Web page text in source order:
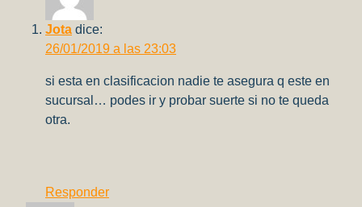
Jota dice:
26/01/2019 a las 23:03
si esta en clasificacion nadie te asegura q este en
sucursal… podes ir y probar suerte si no te queda
otra.
Responder